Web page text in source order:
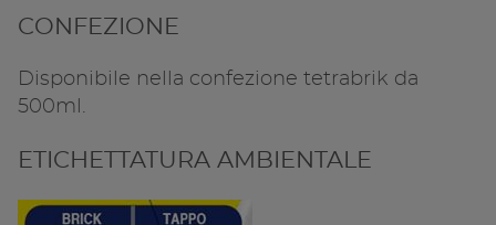
CONFEZIONE
Disponibile nella confezione tetrabrik da
500ml.
ETICHETTATURA AMBIENTALE